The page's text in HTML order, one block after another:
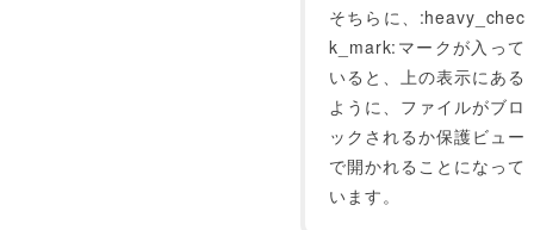
そちらに、:heavy_chec
k_mark:マークが入って
いると、上の表示にある
ように、ファイルがブロ
ックされるか保護ビュー
で開かれることになって
います。